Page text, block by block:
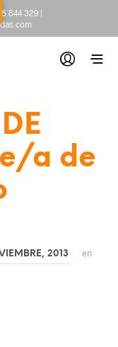
844 329|
a de
2013 en